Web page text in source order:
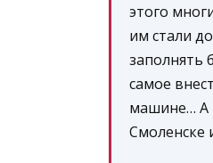
этого
им стали
заполнять
самое
машине… А
Смоленске